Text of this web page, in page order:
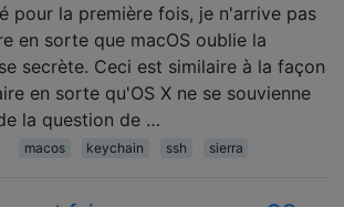
pour la première fois, je n'arrive pas
en sorte que macOS oublie la
secrète. Ceci est similaire à la façon
en sorte qu'OS X ne se souvienne
la question de …
macos keychain ssh sierra